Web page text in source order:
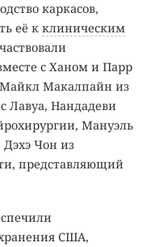
каркасов,
её к клиническим
с Ханом и Парр
Макалпайн из
Лавуа, Нандадеви
Мануэль
Дэхэ Чон из
представляющий
США,